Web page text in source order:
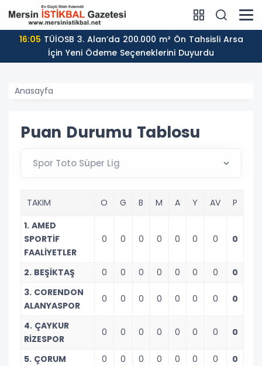
16:05
İçin Yeni Ödeme Seçeneklerini Duyurdu
Anasayfa
Puan Durumu Tablosu
TAKIM O G B M A Y AV
P
1. AMED
SPORTİF
FAALİYETLER
0 0 0 0 0 0 0 0
2. BEŞİKTAŞ 0 0 0 0 0 0 0
0
3. CORENDON
ALANYASPOR
0 0 0 0 0 0 0 0
4. ÇAYKUR
RİZESPOR
0 0 0 0 0 0 0 0
5. ÇORUM 0 0 0 0 0 0 0
0